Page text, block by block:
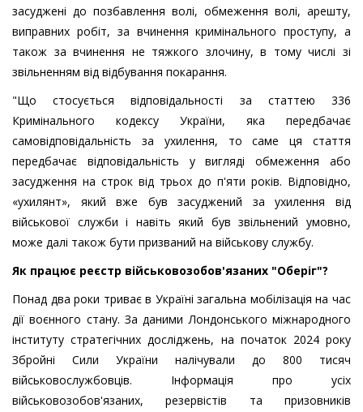
засуджені до позбавлення волі, обмеження волі, арешту,
виправних робіт, за вчинення кримінального проступу, а
також за вчинення не тяжкого злочину, в тому числі зі
звільненням від відбування покарання.
"Що стосується відповідальності за статтею 336
Кримінального кодексу України, яка передбачає
самовідповідальність за ухилення, то саме ця стаття
передбачає відповідальність у вигляді обмеження або
засудження на строк від трьох до п'яти років. Відповідно,
«ухилянт», який вже був засуджений за ухилення від
військової служби і навіть який був звільнений умовно,
може далі також бути призваний на військову службу.
Як працює реєстр військовозобов'язаних "Оберіг"?
Понад два роки триває в Україні загальна мобілізація на час
дії воєнного стану. За даними Лондонського міжнародного
інституту стратегічних досліджень, на початок 2024 року
Збройні Сили України налічували до 800 тисяч
військовослужбовців. Інформація про усіх
військовозобов'язаних, резервістів та призовників